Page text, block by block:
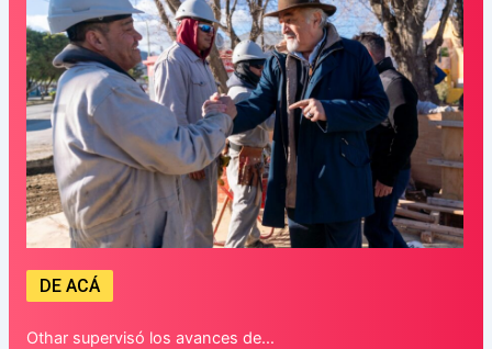
DE ACÁ
Othar supervisó los avances de…